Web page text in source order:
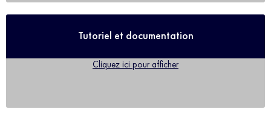
Tutoriel et documentation
Cliquez ici pour afficher